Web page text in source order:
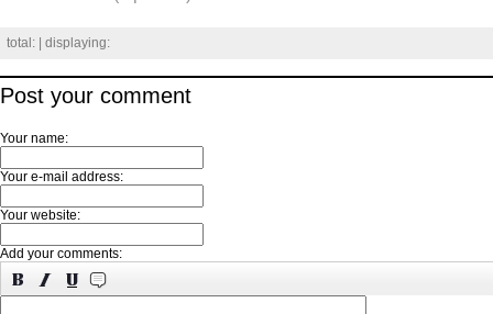
total: | displaying:
Post your comment
Your name:
Your e-mail address:
Your website:
Add your comments: